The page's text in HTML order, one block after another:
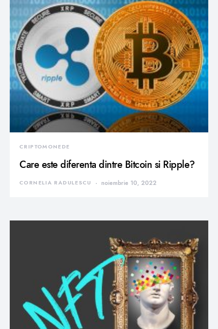
CRIPTOMONEDE
Care este diferenta dintre Bitcoin si Ripple?
CORNELIA RADULESCU noiembrie 10, 2022